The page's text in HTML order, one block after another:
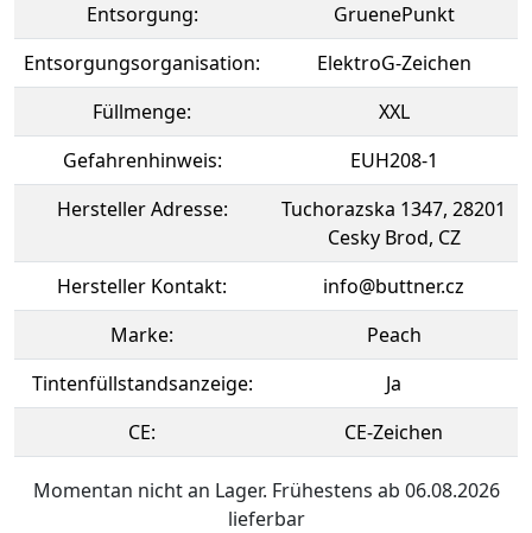
Entsorgung:
GruenePunkt
Entsorgungsorganisation:
ElektroG-Zeichen
Füllmenge:
XXL
Gefahrenhinweis:
EUH208-1
Hersteller Adresse:
Tuchorazska 1347, 28201
Cesky Brod, CZ
Hersteller Kontakt:
info@buttner.cz
Marke:
Peach
Tintenfüllstandsanzeige:
Ja
CE:
CE-Zeichen
Momentan nicht an Lager. Frühestens ab 06.08.2026
lieferbar